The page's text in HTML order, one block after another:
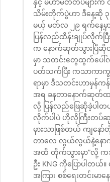
နှင့် မဟာမိတ်တပ်များ
သိမ်းတိုက်ပွဲဟာ ဒီနေ့ဆို ၃
မယ့် မတ်လ ၂၉ ရက်နေ့
ပြန်လည်ထိန်းချုပ်လိုက်
က နောက်ဆုတ်သွားပြီဆို
မှာ သတင်းတွေထွက်ပေါ်လာ
ပတ်သက်ပြီး ကသာကာကွ
ရာမှာ ဒီသတင်းဟာမှန်က
အရ ခနတာနောက်ဆုတ်ထ
လို့ ပြန်လည်ဖြေဆိုခဲ့ပ
လိုက်ပါပဲ ဟိုလိုကြီးတပ်ဆု
မှားသာဖြစ်တယ် ကျန
တာလေ လွယ်လွယ်နဲ့နော
အထိ တိုက်သွားမှာ”လို့
ဦး KNG ကိုပြောပါ
အကြား စစ်ရေးတင်းမ